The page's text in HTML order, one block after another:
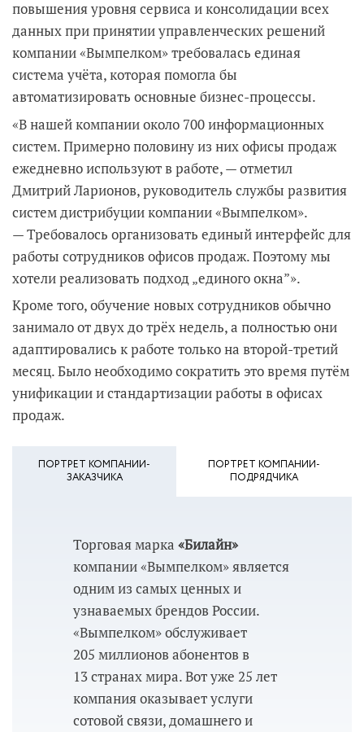
повышения уровня сервиса и консолидации всех
данных при принятии управленческих решений
компании «Вымпелком» требовалась единая
система учёта, которая помогла бы
автоматизировать основные бизнес-процессы.
«В нашей компании около 700 информационных
систем. Примерно половину из них офисы продаж
ежедневно используют в работе, — отметил
Дмитрий Ларионов, руководитель службы развития
систем дистрибуции компании «Вымпелком».
— Требовалось организовать единый интерфейс для
работы сотрудников офисов продаж. Поэтому мы
хотели реализовать подход „единого окна”».
Кроме того, обучение новых сотрудников обычно
занимало от двух до трёх недель, а полностью они
адаптировались к работе только на второй-третий
месяц. Было необходимо сократить это время путём
унификации и стандартизации работы в офисах
продаж.
ПОРТРЕТ КОМПАНИИ-
ЗАКАЗЧИКА
ПОРТРЕТ КОМПАНИИ-
ПОДРЯДЧИКА
Торговая марка «Билайн»
компании «Вымпелком» является
одним из самых ценных и
узнаваемых брендов России.
«Вымпелком» обслуживает
205 миллионов абонентов в
13 странах мира. Вот уже 25 лет
компания оказывает услуги
сотовой связи, домашнего и